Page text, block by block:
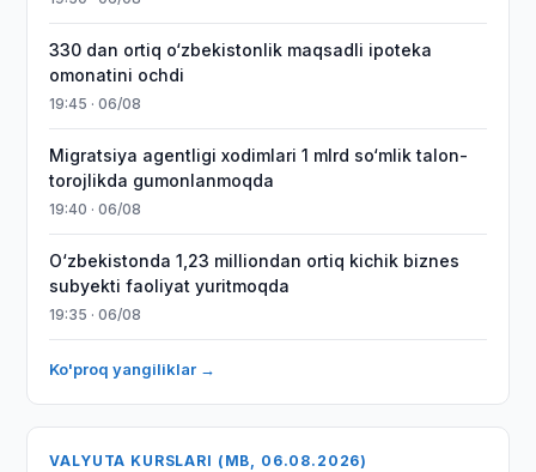
330 dan ortiq o‘zbekistonlik maqsadli ipoteka
omonatini ochdi
19:45 · 06/08
Migratsiya agentligi xodimlari 1 mlrd so‘mlik talon-
torojlikda gumonlanmoqda
19:40 · 06/08
O‘zbekistonda 1,23 milliondan ortiq kichik biznes
subyekti faoliyat yuritmoqda
19:35 · 06/08
Ko'proq yangiliklar →
VALYUTA KURSLARI (MB, 06.08.2026)